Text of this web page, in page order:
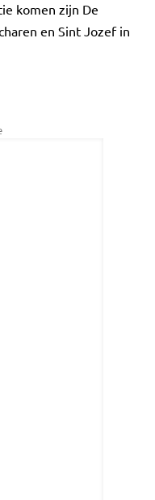
komen zijn De
en Sint Jozef in